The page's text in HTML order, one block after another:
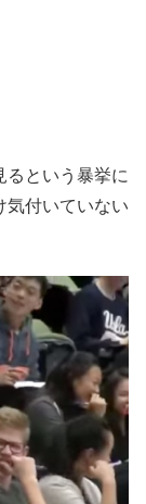
るという暴挙に
気付いていない